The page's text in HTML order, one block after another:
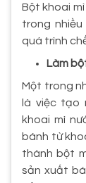
Bột khoai
trong
quá trình
Làm
Một trong
là việc tạo
khoai mì
bánh từ
thành bột
sản xuất